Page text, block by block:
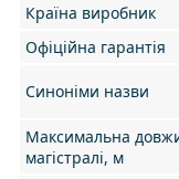
Країна виробник
Офіційна гарантія
Синоніми назви
Максимальна
магістралі, м